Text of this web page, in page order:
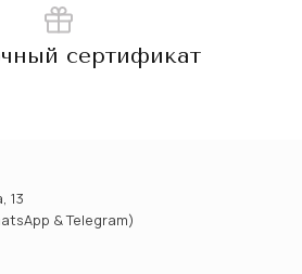
сертификат
13
& Telegram)